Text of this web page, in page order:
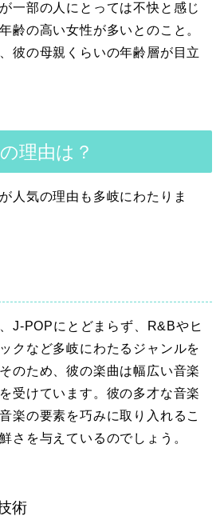
一部の人にとっては不快と感じ
齢の高い女性が多いとのこと。
彼の母親くらいの年齢層が目立
理由は？
人気の理由も多岐にわたりま
J-POPにとどまらず、R&Bやヒ
クなど多岐にわたるジャンルを
のため、彼の楽曲は幅広い音楽
受けています。彼の多才な音楽
楽の要素を巧みに取り入れるこ
さを与えているのでしょう。
術